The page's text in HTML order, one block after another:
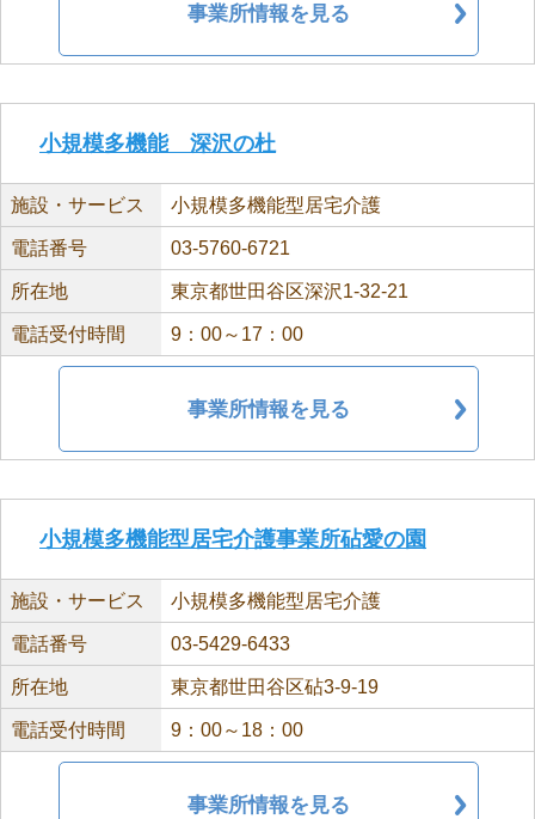
事業所情報を見る
小規模多機能 深沢の杜
施設・サービス 小規模多機能型居宅介護
電話番号 03-5760-6721
所在地 東京都世田谷区深沢1-32-21
電話受付時間 9：00～17：00
事業所情報を見る
小規模多機能型居宅介護事業所砧愛の園
施設・サービス 小規模多機能型居宅介護
電話番号 03-5429-6433
所在地 東京都世田谷区砧3-9-19
電話受付時間 9：00～18：00
事業所情報を見る